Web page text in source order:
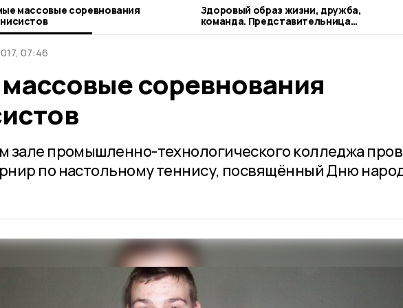
массовые соревнования
Здоровый образ жизни, дружба,
команда. Представительница
наукограда рассказывает о своих
07:46
соревнования
зале промышленно-технологического колледжа
по настольному теннису, посвящённый Дню